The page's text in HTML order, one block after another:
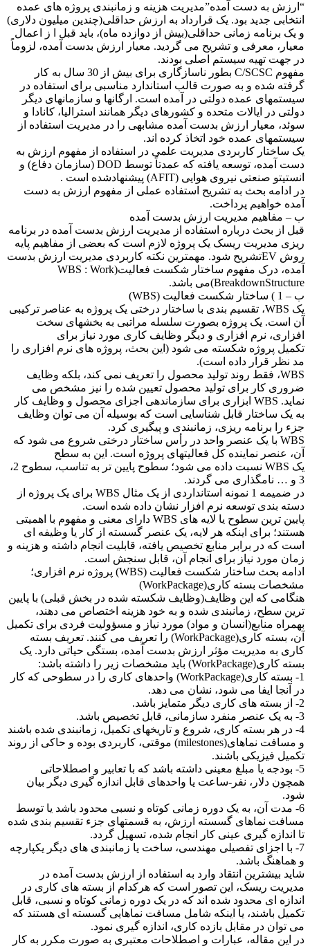
“ارزش به دست آمده”مدیریت هزینه و زمانبندی پروژه های عمده
انتخابی جدید بود. یک قرارداد به ارزش حداقلی(چندین میلیون دلاری)
و یک برنامه زمانی حداقلی(بیش از دوازده ماه)، باید قبل ا ز اعمال
معیار، معرفی و تشریح می گردید. معیار ارزش بدست آمده، لزوماً
در جهت تهیه سیستم اصلی بودند.
مفهوم C/SCSC بطور ناسازگاری برای بیش از 30 سال به کار
گرفته شده و به صورت قالب استاندارد مناسبی برای استفاده در
سیستمهای عمده دولتی در آمده است. ارگانها و سازمانهای دیگر
دولتی در ایالات متحده و کشورهای دیگر همانند استرالیا، کانادا و
سوئد، معیار ارزش بدست آمده مشابهی را در مدیریت استفاده از
سیستمهای عمده خود اتخاذ کرده اند.
یک ساختار کاربردی مدیریت علمی در استفاده از مفهوم ارزش به
دست آمده، توسعه یافته که عمدتاً توسط DOD (سازمان دفاع) و
انستیتو صنعتی نیروی هوایی (AFIT) پیشنهادشده است .
در ادامه بحث به تشریح استفاده عملی از مفهوم ارزش به دست
آمده خواهیم پرداخت.
ب – مفاهيم مدیریت ارزش بدست آمده
قبل از بحث درباره استفاده از مدیریت ارزش بدست آمده در برنامه
ریزی مدیریت ریسک یک پروژه لازم است که بعضی از مفاهیم پایه
روش EVتشریح شود. مهمترین نکته کاربردی مدیریت ارزش بدست
آمده، درک مفهوم ساختار شکست فعالیت(WBS : Work
BreakdownStructure)می باشد.
ب – 1 ) ساختار شکست فعاليت (WBS)
یک WBS، تقسیم بندی با ساختار درختی یک پروژه به عناصر ترکیبی
آن است. یک پروژه بصورت سلسله مراتبی به بخشهای سخت
افزاری، نرم افزاری و دیگر وظایف کاری مورد نیاز برای
تکمیل پروژه شکسته می شود (این بحث، پروژه های نرم افزاری را
مد نظر قرار داده است).
WBS، فقط روند تولید محصول را تعریف نمی کند، بلکه وظایف
ضروری کار برای تولید محصول تعیین شده را نیز مشخص می
نماید. WBS ابزاری برای سازماندهی اجزای محصول و وظایف کار
به یک ساختار قابل شناسایی است که بوسیله آن می توان وظایف
جزء را برنامه ریزی، زمانبندی و پیگیری کرد.
WBS با یک عنصر واحد در رأس ساختار درختی شروع می شود که
آن، عنصر نماینده کل فعالیتهای پروژه است. این به سطح
یک WBS نسبت داده می شود؛ سطوح پایین تر به تناسب، سطوح 2،
3 و … نامگذاری می گردند.
در ضمیمه 1 نمونه استانداردی از یک مثال WBS برای یک پروژه از
دسته بندی توسعه نرم افزار نشان داده شده است.
پایین ترین سطوح یا لایه های WBS دارای معنی و مفهوم با اهمیتی
هستند؛ برای اینکه هر لایه، یک عنصر گسسته از کار یا وظیفه ای
است که در برابر منابع تخصیص یافته، قابلیت انجام داشته و هزینه و
زمان مورد نیاز برای انجام آن، قابل سنجش است.
ادامه بحث ساختار شکست فعاليت (WBS) پروژه نرم افزاری؛
مشخصات بسته کاری(WorkPackage)
هنگامی که این وظایف(وظایف شکسته شده در بخش قبلی) با پایین
ترین سطح، زمانبندی شده و به خود هزینه اختصاص می دهند،
بهمراه منابع(انسان و مواد) مورد نیاز و مسؤولیت فردی برای تکمیل
آن، بسته کاری(WorkPackage) را تعریف می کنند. تعریف بسته
کاری به مدیریت مؤثر ارزش بدست آمده، بستگی حیاتی دارد. یک
بسته کاری(WorkPackage) باید مشخصات زیر را داشته باشد:
1- بسته کاری(WorkPackage) واحدهای کاری را در سطوحی که کار
در آنجا ایفا می شود، نشان می دهد.
2- از بسته های کاری دیگر متمایز باشد.
3- به یک عنصر منفرد سازمانی، قابل تخصیص باشد.
4- در هر بسته کاری، شروع و تاریخهای تکمیل، زمانبندی شده باشند
و مسافت نماهای(milestones) موقتی، کاربردی بوده و حاکی از روند
تکمیل فیزیکی باشند.
5- بودجه یا مبلغ معینی داشته باشد که با تعابیر و اصطلاحاتی
همچون دلار، نفر-ساعت یا واحدهای قابل اندازه گیری دیگر بیان
شود.
6- مدت آن، به یک دوره زمانی کوتاه و نسبی محدود باشد یا توسط
مسافت نماهای گسسته ارزش، به قسمتهای جزء تقسیم بندی شده
تا اندازه گیری عینی کار انجام شده، تسهیل گردد.
7- با اجزای تفصیلی مهندسی، ساخت یا زمانبندی های دیگر یکپارچه
و هماهنگ باشد.
شاید بیشترین انتقاد وارد به استفاده از ارزش بدست آمده در
مدیریت ریسک، این تصور است که هرکدام از بسته های کاری در
اندازه ای محدود شده اند که در یک دوره زمانی کوتاه و نسبی، قابل
تکمیل باشند، یا اینکه شامل مسافت نماهایی گسسته ای هستند که
می توان در مقابل بازده کاری، اندازه گیری نمود.
در این مقاله، عبارات و اصطلاحات معتبری به صورت مکرر به کار